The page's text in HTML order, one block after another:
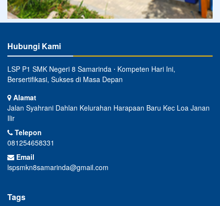
Hubungi Kami
LSP P1 SMK Negeri 8 Samarinda ⋅ Kompeten Hari Ini,
Bersertifikasi, Sukses di Masa Depan
Alamat
Jalan Syahrani Dahlan Kelurahan Harapaan Baru Kec Loa Janan
Ilir
Telepon
081254658331
Email
lspsmkn8samarinda@gmail.com
Tags